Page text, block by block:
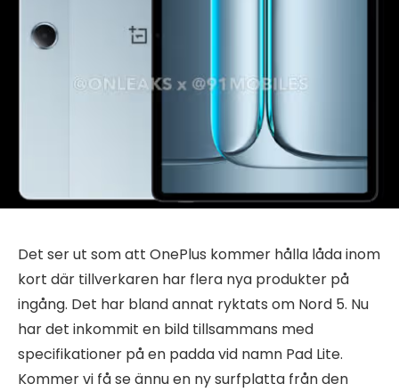
Det ser ut som att OnePlus kommer hålla låda inom
kort där tillverkaren har flera nya produkter på
ingång. Det har bland annat ryktats om Nord 5. Nu
har det inkommit en bild tillsammans med
specifikationer på en padda vid namn Pad Lite.
Kommer vi få se ännu en ny surfplatta från den